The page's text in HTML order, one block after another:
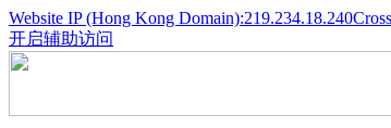
Website IP (Hong Kong Domain):219.234.18.240
开启辅助访问